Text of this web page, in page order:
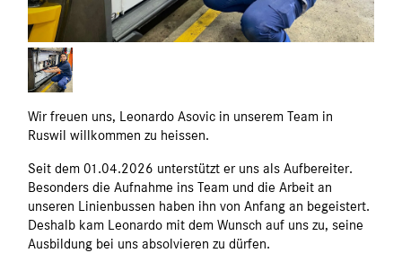
Wir freuen uns, Leonardo Asovic in unserem Team in
Ruswil willkommen zu heissen.
Seit dem 01.04.2026 unterstützt er uns als Aufbereiter.
Besonders die Aufnahme ins Team und die Arbeit an
unseren Linienbussen haben ihn von Anfang an begeistert.
Deshalb kam Leonardo mit dem Wunsch auf uns zu, seine
Ausbildung bei uns absolvieren zu dürfen.